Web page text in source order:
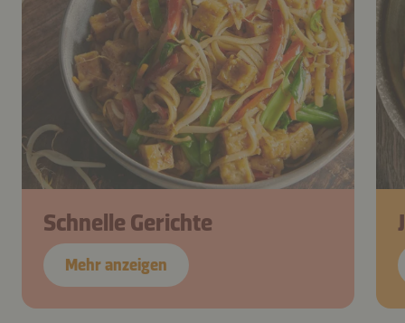
Schnelle Gerichte
Mehr anzeigen